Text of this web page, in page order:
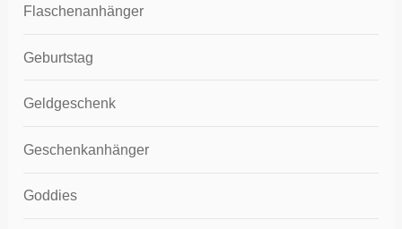
Flaschenanhänger
Geburtstag
Geldgeschenk
Geschenkanhänger
Goddies